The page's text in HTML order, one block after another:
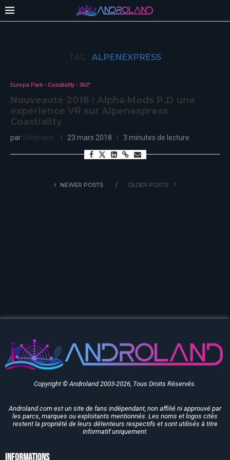
TAG : ALPENEXPRESS
Europa Park - Coastiality - 360°
Nouveauté 2018 : Alpha Mods P.D une
expérience VR sur Alpenexpress
Coastiality
par Stéphane 23 mars 2018 3 minutes de lecture
NEWER POSTS OLDER POSTS
Copyright © Androland 2003-2026, Tous Droits Réservés.
Androland.com est un site de fans indépendant, non affilié ni approuvé par
les parcs, marques ou exploitants mentionnés. Les noms et logos cités
restent la propriété de leurs détenteurs respectifs et sont utilisés à titre
informatif uniquement.
Informations